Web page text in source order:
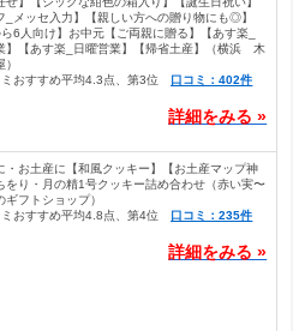
_メッセ入力】【親しい方への贈り物にも◎】
ら6人向け】お中元【ご両親に贈る】【あす楽_
】【あす楽_日曜営業】【帰省土産】（横浜 木
口コミ：402件
詳細をみる »
・お土産に【和風クッキー】【お土産マップ神
をり・月の精1号クッキー詰め合わせ（赤い実〜
ギフトショップ）
口コミ：235件
詳細をみる »